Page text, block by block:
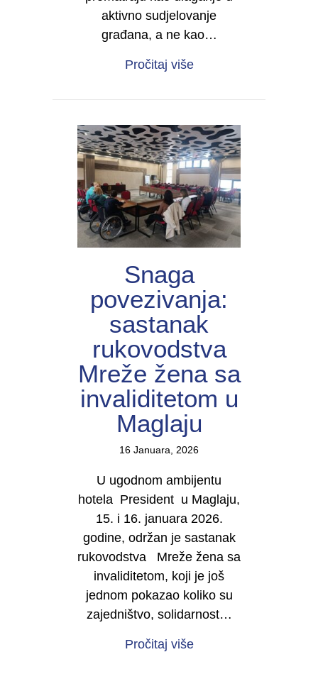
aktivno sudjelovanje
građana, a ne kao…
Pročitaj višeabout Asistivne
Snaga
povezivanja:
sastanak
rukovodstva
Mreže žena sa
invaliditetom u
Maglaju
16 Januara, 2026
U ugodnom ambijentu
hotela President u Maglaju,
15. i 16. januara 2026.
godine, održan je sastanak
rukovodstva Mreže žena sa
invaliditetom, koji je još
jednom pokazao koliko su
zajedništvo, solidarnost…
Pročitaj višeabout Snaga